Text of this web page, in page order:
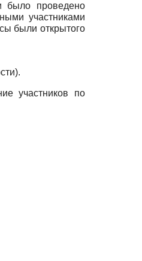
было проведено
участниками
были открытого
участников по